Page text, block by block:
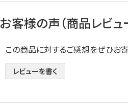
お客様の声（商品レビュ
この商品に対するご感想をぜひお寄
レビューを書く